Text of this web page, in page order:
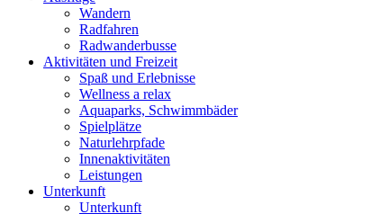
Wandern
Radfahren
Radwanderbusse
Aktivitäten und Freizeit
Spaß und Erlebnisse
Wellness a relax
Aquaparks, Schwimmbäder
Spielplätze
Naturlehrpfade
Innenaktivitäten
Leistungen
Unterkunft
Unterkunft